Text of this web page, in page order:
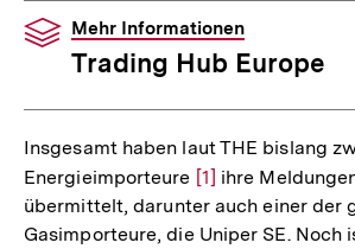
Mehr Informationen
Trading Hub Europe
Insgesamt haben laut THE bislang
Energieimporteure Zur
Auflösung
der
[1] ihre
übermittelt, darunter auch einer der
Gasimporteure, die Uniper SE. Noch